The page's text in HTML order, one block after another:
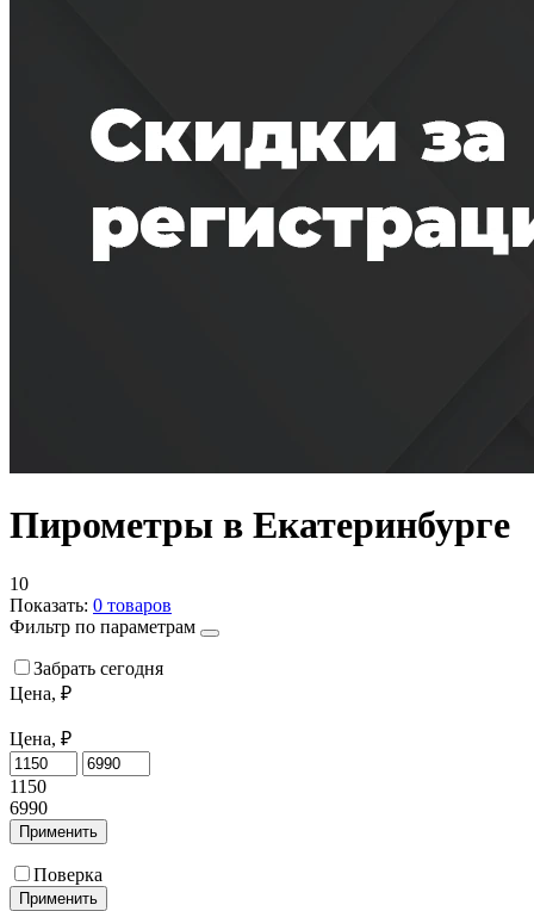
Пирометры в Екатеринбурге
10
Показать: 0 товаров
Фильтр по параметрам
Забрать сегодня
Цена, ₽
Цена, ₽
1150
6990
Применить
Поверка
Применить